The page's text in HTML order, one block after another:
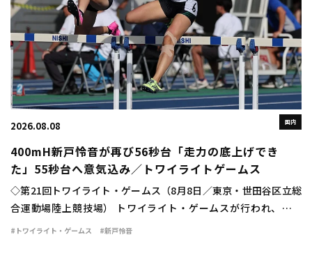
国内
2026.08.08
400mH新戸怜音が再び56秒台「走力の底上げでき
た」55秒台へ意気込み／トワイライトゲームス
◇第21回トワイライト・ゲームス（8月8日／東京・世田谷区立総
合運動場陸上競技場） トワイライト・ゲームスが行われ、女子
400mハードルは新戸怜音（VIDA）が56秒75の自己新で優勝し
#トワイライト・ゲームス #新戸怜音